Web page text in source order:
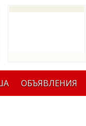
ОБЪЯВЛЕНИЯ